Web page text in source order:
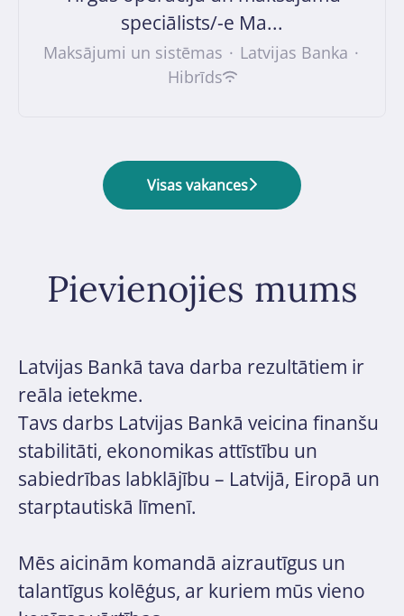
speciālists/-e Ma...
Maksājumi un sistēmas · Latvijas Banka ·
Hibrīds
Visas vakances
Pievienojies mums
Latvijas Bankā tava darba rezultātiem ir
reāla ietekme.
Tavs darbs Latvijas Bankā veicina finanšu
stabilitāti, ekonomikas attīstību un
sabiedrības labklājību – Latvijā, Eiropā un
starptautiskā līmenī.
Mēs aicinām komandā aizrautīgus un
talantīgus kolēģus, ar kuriem mūs vieno